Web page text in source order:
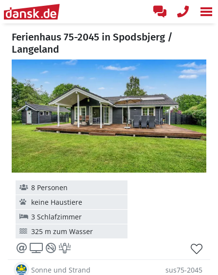
Ferienhaus 75-2045 in Spodsbjerg /
Langeland
8 Personen
keine Haustiere
3 Schlafzimmer
325 m zum Wasser
Sonne und Strand sus75-2045